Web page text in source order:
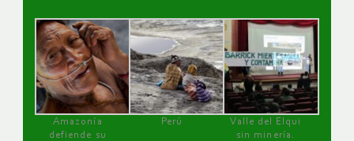
Amazonía
defiende su
Perú
Valle del Elqui
sin minería.